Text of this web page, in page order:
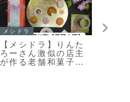
メシドラ
【メシドラ】りんた
ろーさん激似の店主
が作る老舗和菓子店